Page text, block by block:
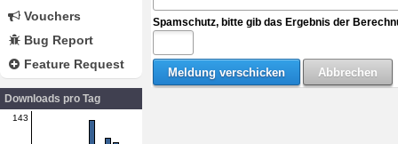
Vouchers
Bug Report
Feature Request
Downloads pro Tag
143
Spamschutz, bitte gib das Ergebnis der